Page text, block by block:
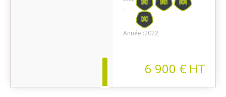
:
Année :2022
6 900 € HT